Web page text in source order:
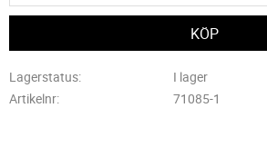
Lagerstatus
I lager
Artikelnr
71085-1